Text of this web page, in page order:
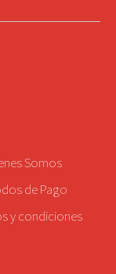
Somos
de Pago
y condiciones